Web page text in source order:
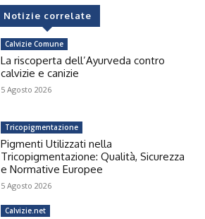
Notizie correlate
Calvizie Comune
La riscoperta dell’Ayurveda contro
calvizie e canizie
5 Agosto 2026
Tricopigmentazione
Pigmenti Utilizzati nella
Tricopigmentazione: Qualità, Sicurezza
e Normative Europee
5 Agosto 2026
Calvizie.net